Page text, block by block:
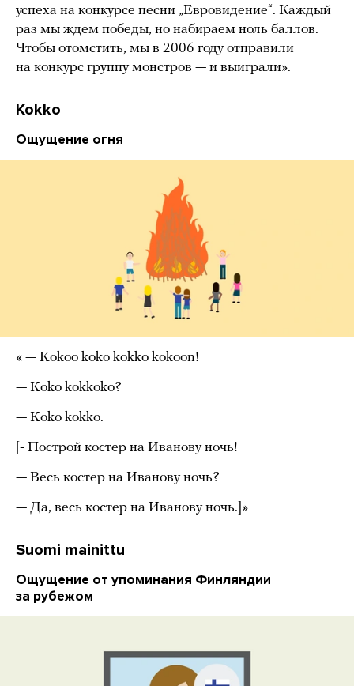
успеха на конкурсе песни „Евровидение“. Каждый
раз мы ждем победы, но набираем ноль баллов.
Чтобы отомстить, мы в 2006 году отправили
на конкурс группу монстров — и выиграли».
Kokko
Ощущение огня
« — Kokoo koko kokko kokoon!
— Koko kokkoko?
— Koko kokko.
[- Построй костер на Иванову ночь!
— Весь костер на Иванову ночь?
— Да, весь костер на Иванову ночь.]»
Suomi mainittu
Ощущение от упоминания Финляндии
за рубежом